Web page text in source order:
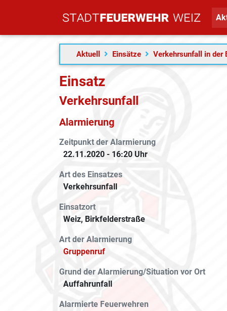
Aktuell Einsätze Verkehrsunfall in der
Einsatz
Verkehrsunfall
Alarmierung
Zeitpunkt der Alarmierung
22.11.2020 - 16:20 Uhr
Art des Einsatzes
Verkehrsunfall
Einsatzort
Weiz, Birkfelderstraße
Art der Alarmierung
Gruppenruf
Grund der Alarmierung/Situation vor Ort
Auffahrunfall
Alarmierte Feuerwehren